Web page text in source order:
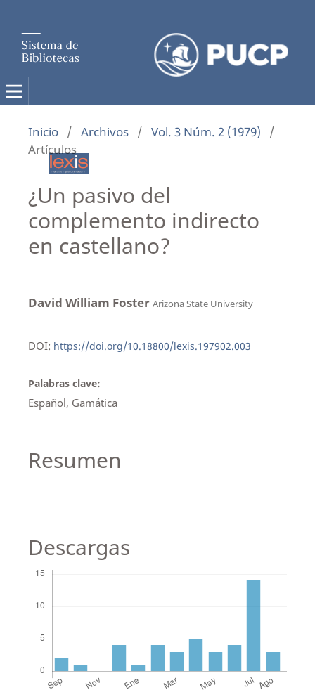
Inicio / Archivos / Vol. 3 Núm. 2 (1979)
/
Artículos
¿Un pasivo del
complemento indirecto
en castellano?
David William Foster Arizona State University
DOI: https://doi.org/10.18800/lexis.197902.003
Palabras clave:
Español, Gamática
Resumen
Descargas